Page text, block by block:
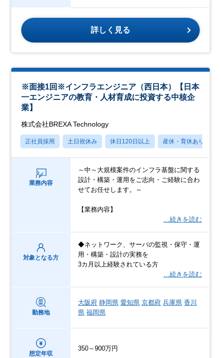
詳しく見る
※面接1回※インフラエンジニア（西日本）【日本
一エンジニアの教育・人材育成に投資する中核企
業】
株式会社BREXA Technology
正社員採用 土日祝休み 休日120日以上 産休・育休あり
業務内容
～中～大規模案件のインフラ基盤に関する
設計・構築・運用をご志向・ご経験に合わ
せてお任せします。～
【業務内容】
…続きを読む
対象となる方
◆ネットワーク、サーバの監視・保守・運
用・構築・設計の実務を
3カ月以上経験されている方
…続きを読む
勤務地
大阪府 静岡県 愛知県 京都府 兵庫県 香川
県 福岡県
想定年収
350～900万円